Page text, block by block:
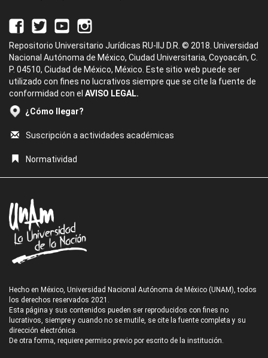
Repositorio Universitario Jurídicas RU-IIJ D.R. © 2018. Universidad
Nacional Autónoma de México, Ciudad Universitaria, Coyoacán, C.
P. 04510, Ciudad de México, México. Este sitio web puede ser
utilizado con fines no lucrativos siempre que se cite la fuente de
conformidad con el AVISO LEGAL.
¿Cómo llegar?
Suscripción a actividades académicas
Normatividad
Hecho en México, Universidad Nacional Autónoma de México (UNAM), todos
los derechos reservados 2021.
Esta página y sus contenidos pueden ser reproducidos con fines no
lucrativos, siempre y cuando no se mutile, se cite la fuente completa y su
dirección electrónica.
De otra forma, requiere permiso previo por escrito de la institución.